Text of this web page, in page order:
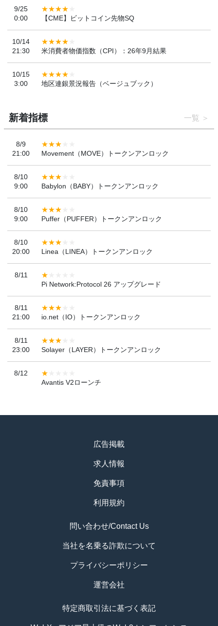
9/25
0:00
【CME】ビットコイン先物SQ
10/14
21:30
米消費者物価指数（CPI）：26年9月結果
10/15
3:00
地区連銀景況報告（ベージュブック）
新着指標 一覧
8/9
21:00
Movement（MOVE）トークンアンロック
8/10
9:00
Babylon（BABY）トークンアンロック
8/10
9:00
Puffer（PUFFER）トークンアンロック
8/10
20:00
Linea（LINEA）トークンアンロック
8/11
Pi Network:Protocol 26 アップグレード
8/11
21:00
io.net（IO）トークンアンロック
8/11
23:00
Solayer（LAYER）トークンアンロック
8/12
Avantis V2ローンチ
広告掲載
求人情報
免責事項
利用規約
問い合わせ/Contact Us
当社を名乗る詐欺について
プライバシーポリシー
運営会社
特定商取引法に基づく表記